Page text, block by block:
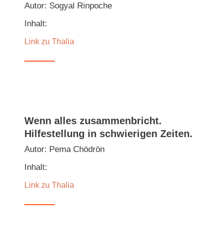
Autor: Sogyal Rinpoche
Inhalt:
Link zu Thalia
Wenn alles zusammenbricht.
Hilfestellung in schwierigen Zeiten.
Autor: Pema Chödrön
Inhalt:
Link zu Thalia